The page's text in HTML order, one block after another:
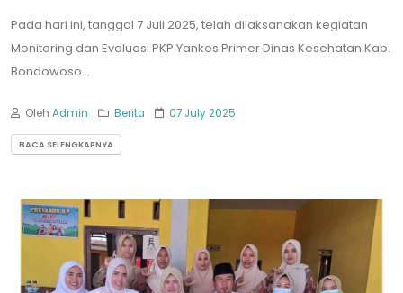
Pada hari ini, tanggal 7 Juli 2025, telah dilaksanakan kegiatan
Monitoring dan Evaluasi PKP Yankes Primer Dinas Kesehatan Kab.
Bondowoso...
Oleh Admin Berita 07 July 2025
BACA SELENGKAPNYA